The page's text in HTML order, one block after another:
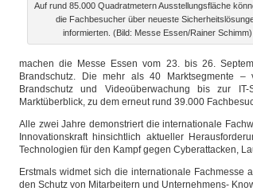
Auf rund 85.000 Quadratmetern Ausstellungsfläche
die Fachbesucher über neueste
informierten. (Bild: Messe Essen/Rainer Schimm)
machen die Messe Essen vom 23. bis 26.
Brandschutz. Die mehr als 40 Marktsegmente
Brandschutz und Videoüberwachung bis zur
Marktüberblick, zu dem erneut rund 39.000
Alle zwei Jahre demonstriert die internationale
Innovationskraft hinsichtlich aktueller
Technologien für den Kampf gegen Cyberattacken,
Erstmals widmet sich die internationale
den Schutz von Mitarbeitern und Unternehmens-